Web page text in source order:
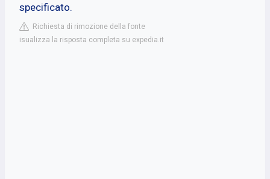
specificato.
Richiesta di rimozione della fonte
isualizza la risposta completa su expedia.it